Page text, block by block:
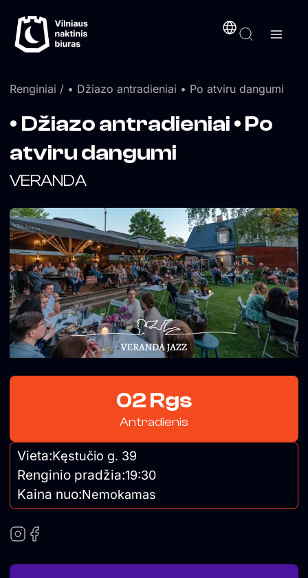
prie
turinio
Renginiai / • Džiazo antradieniai • Po atviru dangumi
• Džiazo antradieniai • Po
atviru dangumi
VERANDA
02 Rgs
Antradienis
Vieta:Kęstučio g. 39
Renginio pradžia:19:30
Kaina nuo:Nemokamas